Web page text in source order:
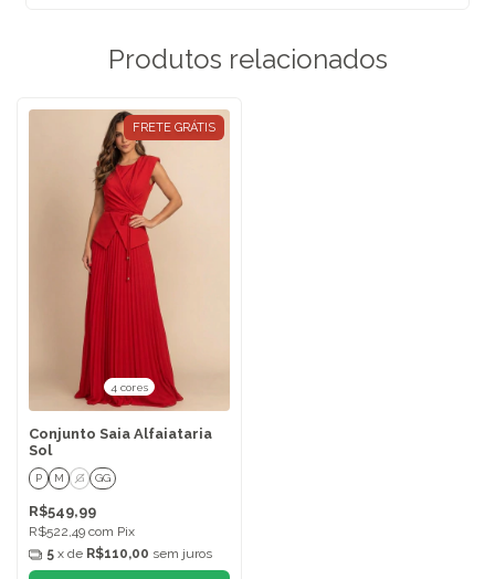
Produtos relacionados
FRETE GRÁTIS
4 cores
Conjunto Saia Alfaiataria
Sol
P M G GG
R$549,99
R$522,49 com Pix
5 x de R$110,00 sem juros